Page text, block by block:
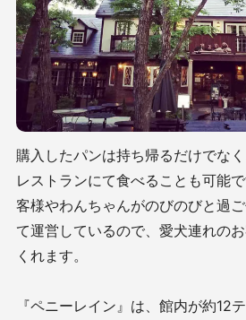
購入したパンは持ち帰るだけでな
レストランにて食べることも可能
客様やわんちゃんがのびのびと過
て運営しているので、愛犬連れの
くれます。
『ペニーレイン』は、館内が約12